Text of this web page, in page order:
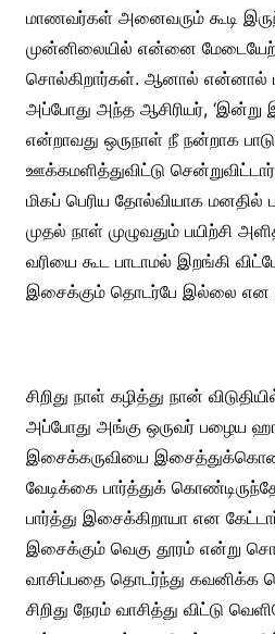
மாணவர்கள் அனைவரும் கூடி
முன்னிலையில் என்னை
சொல்கிறார்கள். ஆனால் என்னால்
அப்போது அந்த ஆசிரியர்,
என்றாவது ஒருநாள் நீ நன்றாக
ஊக்கமளித்துவிட்டு
மிகப் பெரிய தோல்வியாக மனதில்
முதல் நாள் முழுவதும் பயிற்சி
வரியை கூட பாடாமல் இறங்கி
இசைக்கும் தொடர்பே இல்லை என
சிறிது நாள் கழித்து நான்
அப்போது அங்கு ஒருவர் பழைய
இசைக்கருவியை
வேடிக்கை பார்த்துக்
பார்த்து இசைக்கிறாயா என
இசைக்கும் வெகு தூரம் என்று
வாசிப்பதை தொடர்ந்து
சிறிது நேரம் வாசித்து விட்டு